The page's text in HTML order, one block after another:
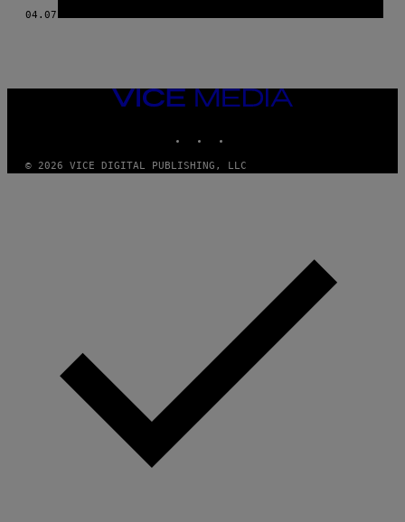
04.07.16
VICE
MEDIA
© 2026 VICE DIGITAL PUBLISHING, LLC